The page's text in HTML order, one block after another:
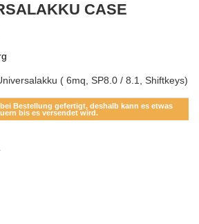
CASE
( 6mq, SP8.0 / 8.1, Shiftkeys)
Bestellung gefertigt, deshalb kann es etwas
bis es versendet wird.